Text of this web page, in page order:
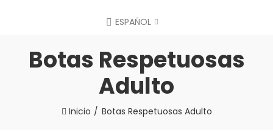
ESPAÑOL
Botas Respetuosas
Adulto
Inicio Botas Respetuosas Adulto